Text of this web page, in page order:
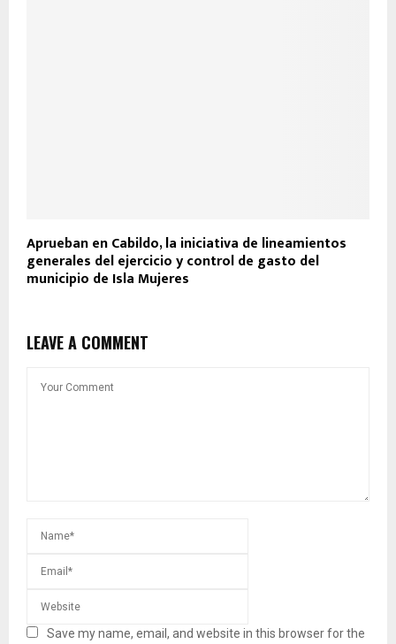
Aprueban en Cabildo, la iniciativa de lineamientos
generales del ejercicio y control de gasto del
municipio de Isla Mujeres
LEAVE A COMMENT
Save my name, email, and website in this browser for the